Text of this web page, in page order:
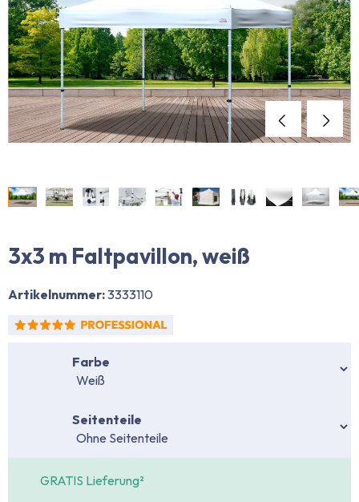
3x3 m Faltpavillon, weiß
Artikelnummer:3333110
Farbe
Seitenteile
GRATIS Lieferung²